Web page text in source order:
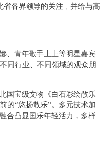
各界领导的关注，并给与高
、青年歌手上上等明星嘉宾
同行业、不同领域的观众朋
国宝级文物《白石彩绘散乐
的“悠扬散乐”。多元技术加
合凸显国乐年轻活力，多样